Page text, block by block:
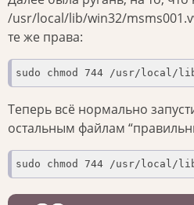
/usr/local/lib/win32/
те же права:
sudo chmod 744 /usr/local/
Теперь всё нормально
остальным файлам
sudo chmod 744 /usr/local/